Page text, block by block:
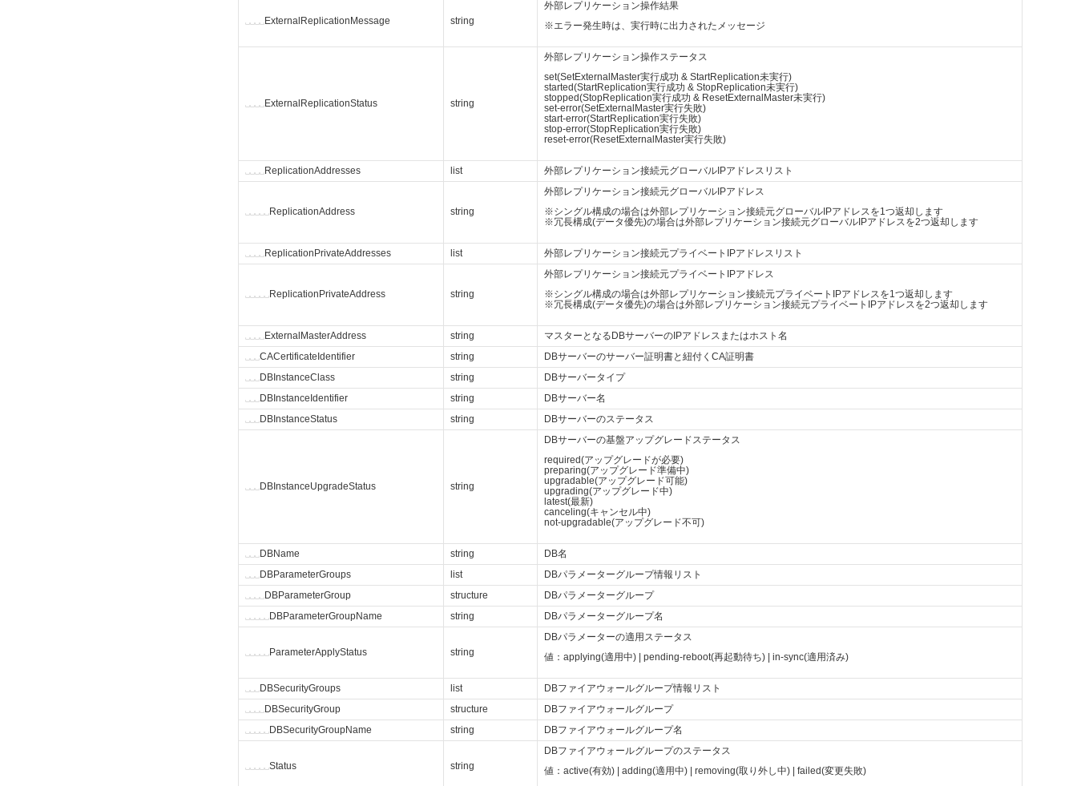
␣␣␣␣ExternalReplicationMessage string
外部レプリケーション操作結果
※エラー発生時は、実行時に出力されたメッセージ
␣␣␣␣ExternalReplicationStatus string
外部レプリケーション操作ステータス
set(SetExternalMaster実行成功 & StartReplication未実行)
started(StartReplication実行成功 & StopReplication未実行)
stopped(StopReplication実行成功 & ResetExternalMaster未実行)
set-error(SetExternalMaster実行失敗)
start-error(StartReplication実行失敗)
stop-error(StopReplication実行失敗)
reset-error(ResetExternalMaster実行失敗)
␣␣␣␣ReplicationAddresses list 外部レプリケーション接続元グローバルIPアドレスリスト
␣␣␣␣␣ReplicationAddress string
外部レプリケーション接続元グローバルIPアドレス
※シングル構成の場合は外部レプリケーション接続元グローバルIPアドレスを1つ返却します
※冗長構成(データ優先)の場合は外部レプリケーション接続元グローバルIPアドレスを2つ返却します
␣␣␣␣ReplicationPrivateAddresses list 外部レプリケーション接続元プライベートIPアドレスリスト
␣␣␣␣␣ReplicationPrivateAddress string
外部レプリケーション接続元プライベートIPアドレス
※シングル構成の場合は外部レプリケーション接続元プライベートIPアドレスを1つ返却します
※冗長構成(データ優先)の場合は外部レプリケーション接続元プライベートIPアドレスを2つ返却します
␣␣␣␣ExternalMasterAddress string マスターとなるDBサーバーのIPアドレスまたはホスト名
␣␣␣CACertificateIdentifier string DBサーバーのサーバー証明書と紐付くCA証明書
␣␣␣ DBInstanceClass string DBサーバータイプ
␣␣␣ DBInstanceIdentifier string DBサーバー名
␣␣␣ DBInstanceStatus string DBサーバーのステータス
␣␣␣ DBInstanceUpgradeStatus string
DBサーバーの基盤アップグレードステータス
required(アップグレードが必要)
preparing(アップグレード準備中)
upgradable(アップグレード可能)
upgrading(アップグレード中)
latest(最新)
canceling(キャンセル中)
not-upgradable(アップグレード不可)
␣␣␣ DBName string DB名
␣␣␣ DBParameterGroups list DBパラメーターグループ情報リスト
␣␣␣␣ DBParameterGroup structure DBパラメーターグループ
␣␣␣␣␣ DBParameterGroupName string DBパラメーターグループ名
␣␣␣␣␣ParameterApplyStatus string
DBパラメーターの適用ステータス
値：applying(適用中) | pending-reboot(再起動待ち) | in-sync(適用済み)
␣␣␣ DBSecurityGroups list DBファイアウォールグループ情報リスト
␣␣␣␣ DBSecurityGroup structure DBファイアウォールグループ
␣␣␣␣␣ DBSecurityGroupName string DBファイアウォールグループ名
␣␣␣␣␣Status string
DBファイアウォールグループのステータス
値：active(有効) | adding(適用中) | removing(取り外し中) | failed(変更失敗)